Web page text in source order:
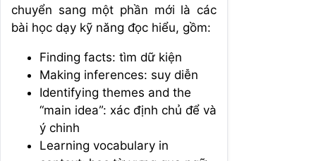
chuyển sang một phần mới là các
bài học dạy kỹ năng đọc hiểu, gồm:
Finding facts: tìm dữ kiện
Making inferences: suy diễn
Identifying themes and the
“main idea”: xác định chủ để và
ý chinh
Learning vocabulary in